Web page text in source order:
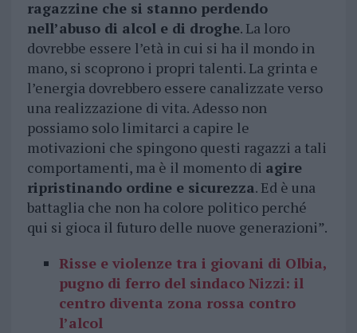
ragazzine che si stanno perdendo
nell’abuso di alcol e di droghe. La loro
dovrebbe essere l’età in cui si ha il mondo in
mano, si scoprono i propri talenti. La grinta e
l’energia dovrebbero essere canalizzate verso
una realizzazione di vita. Adesso non
possiamo solo limitarci a capire le
motivazioni che spingono questi ragazzi a tali
comportamenti, ma è il momento di agire
ripristinando ordine e sicurezza. Ed è una
battaglia che non ha colore politico perché
qui si gioca il futuro delle nuove generazioni”.
Risse e violenze tra i giovani di Olbia,
pugno di ferro del sindaco Nizzi: il
centro diventa zona rossa contro
l’alcol